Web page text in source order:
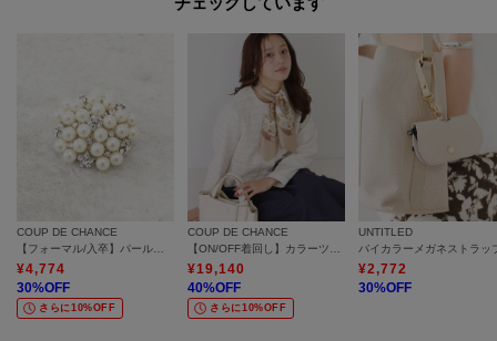
COUP DE CHANCE
¥4,774
30%OFF
さらに10%OFF
COUP DE CHANCE
¥19,140
40%OFF
さらに10%OFF
UNTITLED
バイカラーメガネストラッ
¥2,772
30%OFF